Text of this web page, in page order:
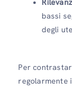
bassi
degli
Per
regolarmente